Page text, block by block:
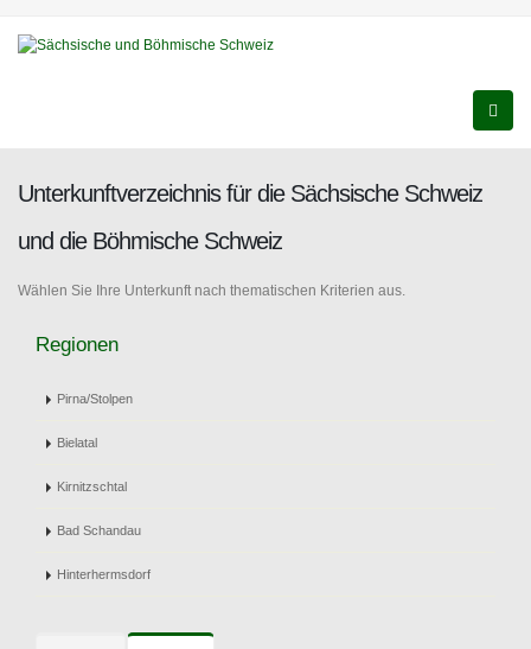
Unterkunftverzeichnis für die Sächsische Schweiz
und die Böhmische Schweiz
Wählen Sie Ihre Unterkunft nach thematischen Kriterien aus.
Regionen
Pirna/Stolpen
Bielatal
Kirnitzschtal
Bad Schandau
Hinterhermsdorf